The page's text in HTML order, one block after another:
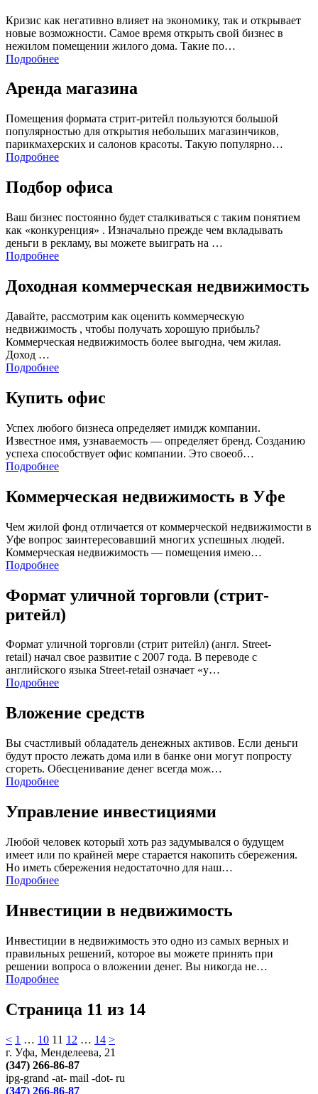
Кризис как негативно влияет на экономику, так и открывает
новые возможности. Самое время открыть свой бизнес в
нежилом помещении жилого дома. Такие по…
Подробнее
Аренда магазина
Помещения формата стрит-ритейл пользуются большой
популярностью для открытия небольших магазинчиков,
парикмахерских и салонов красоты. Такую популярно…
Подробнее
Подбор офиса
Ваш бизнес постоянно будет сталкиваться с таким понятием
как «конкуренция» . Изначально прежде чем вкладывать
деньги в рекламу, вы можете выиграть на …
Подробнее
Доходная коммерческая недвижимость
Давайте, рассмотрим как оценить коммерческую
недвижимость , чтобы получать хорошую прибыль?
Коммерческая недвижимость более выгодна, чем жилая.
Доход …
Подробнее
Купить офис
Успех любого бизнеса определяет имидж компании.
Известное имя, узнаваемость — определяет бренд. Созданию
успеха способствует офис компании. Это своеоб…
Подробнее
Коммерческая недвижимость в Уфе
Чем жилой фонд отличается от коммерческой недвижимости в
Уфе вопрос заинтересовавший многих успешных людей.
Коммерческая недвижимость — помещения имею…
Подробнее
Формат уличной торговли (стрит-
ритейл)
Формат уличной торговли (стрит ритейл) (англ. Street-
retail) начал свое развитие с 2007 года. В переводе с
английского языка Street-retail означает «у…
Подробнее
Вложение средств
Вы счастливый обладатель денежных активов. Если деньги
будут просто лежать дома или в банке они могут попросту
сгореть. Обесценивание денег всегда мож…
Подробнее
Управление инвестициями
Любой человек который хоть раз задумывался о будущем
имеет или по крайней мере старается накопить сбережения.
Но иметь сбережения недостаточно для наш…
Подробнее
Инвестиции в недвижимость
Инвестиции в недвижимость это одно из самых верных и
правильных решений, которое вы можете принять при
решении вопроса о вложении денег. Вы никогда не…
Подробнее
Страница 11 из 14
< 1 … 10 11 12 … 14 >
г. Уфа, Менделеева, 21
(347) 266-86-87
ipg-grand -at- mail -dot- ru
(347) 266-86-87